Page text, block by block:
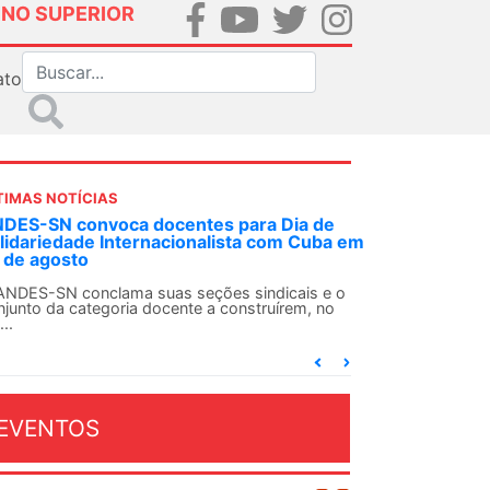
SUPERIOR
NOTÍCIAS
decisão inédita, Justiça Federal condena
agente da ditadura por estupro
uma decisão considerada histórica, a 2ª Vara
Criminal do Rio de Janeiro condenou o...
2026